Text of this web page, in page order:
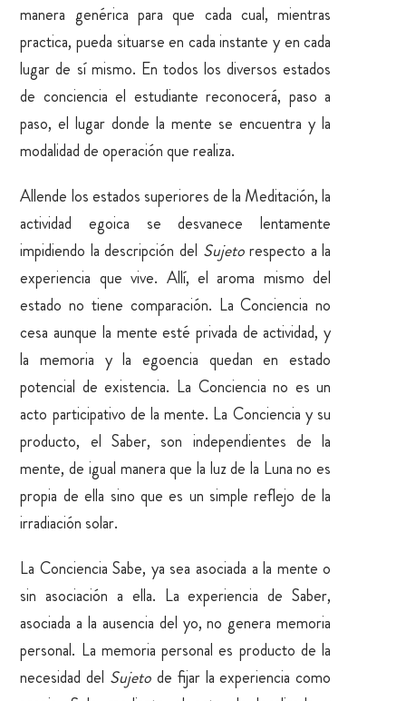
manera genérica para que cada cual, mientras
practica, pueda situarse en cada instante y en cada
lugar de sí mismo. En todos los diversos estados
de conciencia el estudiante reconocerá, paso a
paso, el lugar donde la mente se encuentra y la
modalidad de operación que realiza.
Allende los estados superiores de la Meditación, la
actividad egoica se desvanece lentamente
impidiendo la descripción del Sujetorespecto a la
experiencia que vive. Allí, el aroma mismo del
estado no tiene comparación. La Conciencia no
cesa aunque la mente esté privada de actividad, y
la memoria y la egoencia quedan en estado
potencial de existencia. La Conciencia no es un
acto participativo de la mente. La Conciencia y su
producto, el Saber, son independientes de la
mente, de igual manera que la luz de la Luna no es
propia de ella sino que es un simple reflejo de la
irradiación solar.
La Conciencia Sabe, ya sea asociada a la mente o
sin asociación a ella. La experiencia de Saber,
asociada a la ausencia del yo, no genera memoria
personal. La memoria personal es producto de la
necesidad del Sujeto de fijar la experiencia como